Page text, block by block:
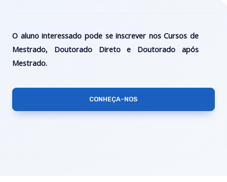
O aluno interessado pode se inscrever nos Cursos de
Mestrado, Doutorado Direto e Doutorado após
Mestrado.
CONHEÇA-NOS